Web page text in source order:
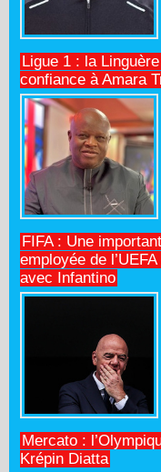
Ligue 1 : la
confiance à Amara
FIFA : Une
employée de
avec Infantino
Mercato :
Krépin Diatta